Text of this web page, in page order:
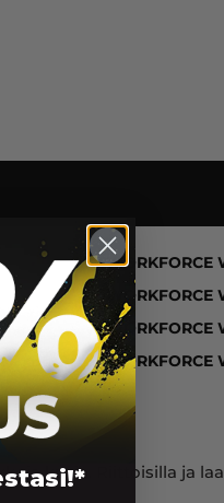
EXPRESSION
WORKFORCE
WORKFORCE
WORKFORCE
kuvia. Riittoisilla ja